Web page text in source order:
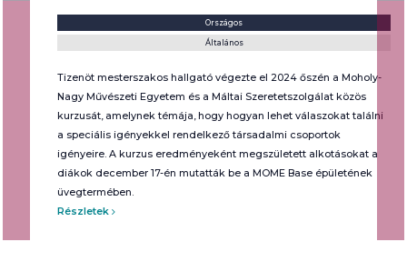
Országos
Általános
Tizenöt mesterszakos hallgató végezte el 2024 őszén a Moholy-
Nagy Művészeti Egyetem és a Máltai Szeretetszolgálat közös
kurzusát, amelynek témája, hogy hogyan lehet válaszokat találni
a speciális igényekkel rendelkező társadalmi csoportok
igényeire. A kurzus eredményeként megszületett alkotásokat a
diákok december 17-én mutatták be a MOME Base épületének
üvegtermében.
Részletek